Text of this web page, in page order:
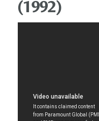
(1992)